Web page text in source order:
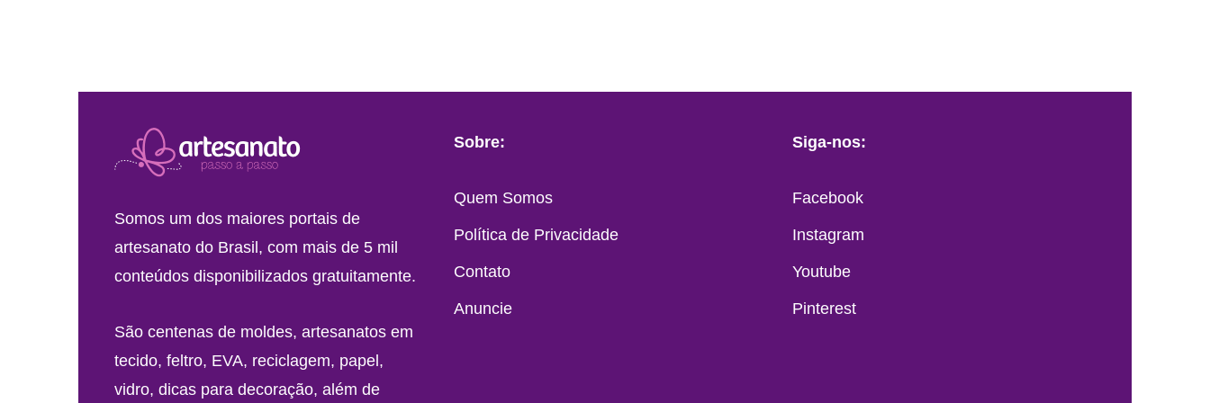
Somos um dos maiores portais de
artesanato do Brasil, com mais de 5 mil
conteúdos disponibilizados gratuitamente.
São centenas de moldes, artesanatos em
tecido, feltro, EVA, reciclagem, papel,
vidro, dicas para decoração, além de
Sobre:
Quem Somos
Política de Privacidade
Contato
Anuncie
Siga-nos:
Facebook
Instagram
Youtube
Pinterest